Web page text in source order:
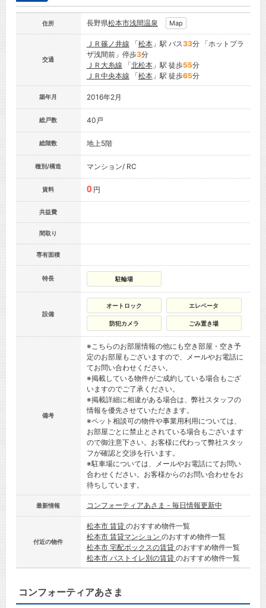
住所 長野県松本市浅間温泉 Map
交通
ＪＲ篠ノ井線 「松本」駅 バス33分 「ホットプラ
ザ浅間前」停歩3分
ＪＲ大糸線 「北松本」駅 徒歩55分
ＪＲ中央本線 「松本」駅 徒歩65分
築年月 2016年2月
総戸数 40戸
総階数 地上5階
種別/構造 マンション/ RC
賃料 0 円
共益費
間取り
専有面積
特長 駐輪場
設備
オートロック エレベータ
防犯カメラ ごみ置き場
備考
※こちらのお部屋情報の他にも空き部屋・空き予
定のお部屋もございますので、メールやお電話に
てお問い合わせください。
※掲載している物件がご成約している場合もござ
いますのでご了承ください。
※掲載詳細に相違がある場合は、弊社スタッフの
情報を優先させていただきます。
※ペット相談可の物件や事業用利用については、
お部屋ごとに禁止とされている場合もございます
ので御注意下さい。お客様に代わって弊社スタッ
フが確認と交渉を行います。
※駐車場については、メールやお電話にてお問い
合わせください。お客様からのお問い合わせをお
待ちしています。
最新情報 コンフォーティアあさま - 毎日情報更新中
付近の物件
松本市 賃貸 のおすすめ物件一覧
松本市 賃貸マンション のおすすめ物件一覧
松本市 宅配ボックスの賃貸 のおすすめ物件一覧
松本市 バストイレ別の賃貸 のおすすめ物件一覧
コンフォーティアあさま